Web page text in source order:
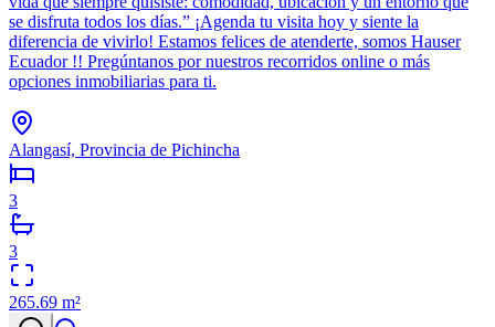
se disfruta todos los días.” ¡Agenda tu visita hoy y siente la
diferencia de vivirlo! Estamos felices de atenderte, somos Hauser
Ecuador !! Pregúntanos por nuestros recorridos online o más
opciones inmobiliarias para ti.
Alangasí, Provincia de Pichincha
3
3
265.69 m²